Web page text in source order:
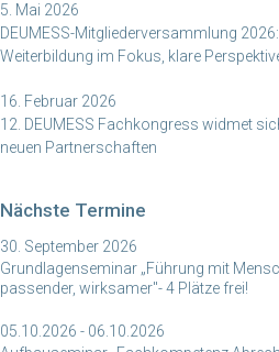
5. Mai 2026
DEUMESS-Mitgliederversammlung
Weiterbildung im Fokus, klare
16. Februar 2026
12. DEUMESS Fachkongress widmet
neuen Partnerschaften
Nächste Termine
30. September 2026
Grundlagenseminar „Führung mit
passender, wirksamer"- 4 Plätze frei!
05.10.2026 - 06.10.2026